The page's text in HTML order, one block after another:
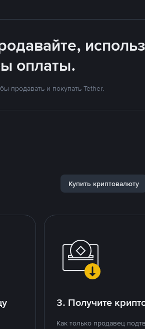
оплаты.
продавать и покупать Tether.
Купить криптовалюту
3. Получите
Как только продавец